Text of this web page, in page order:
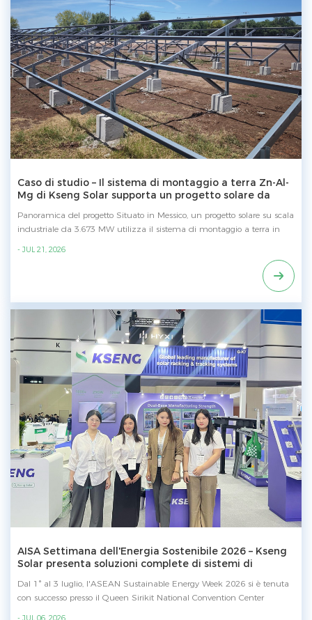
Caso di studio – Il sistema di montaggio a terra Zn-Al-
Mg di Kseng Solar supporta un progetto solare da
Panoramica del progetto Situato in Messico, un progetto solare su scala
industriale da 3.673 MW utilizza il sistema di montaggio a terra in
rivestimento Zn-Al-Mg, offre una protezione migliorata contro la
di forza della produzione Per garantire una fornitura stabile e una
qualità costante per i progetti solari globali, Kseng Solar gestisce la
propria linea di produzione di acciaio carbonio/MAC presso le sue due
basi produttive, comprendendo profilatura a rulli, perforazione,
piegatura e taglio laser. Con una capacità produttiva annua di 30.000
tonnellate, Kseng Solar fornisce una produzione efficiente e un
supporto di consegna affidabile per progetti solari di varie dimensioni
in tutto il mondo. Caratteristiche speciali del sistema di montaggio
solare a terra Zn-Al-Mg di Kseng Solar • Prestazioni di lunga durata –
Supera in durata il tradizionale acciaio zincato • Adattabilità
comprovata – Offre una resistenza superiore alla corrosione in ambienti
difficili • Elevata personalizzazione – Adattato per soddisfare diverse
condizioni del terreno e requisiti del progetto • Produzione interna –
Garantisce un rigoroso controllo della qualità, efficienza produttiva e
affidabilità della fornitura Scopri di più sul prodotto:
https://www.xmkseng.com/zn-al-mg-coated-steel-ground-mount-solar-
- JUL 21, 2026
AISA Settimana dell'Energia Sostenibile 2026 – Kseng
Solar presenta soluzioni complete di sistemi di
Dal 1° al 3 luglio, l'ASEAN Sustainable Energy Week 2026 si è tenuta
con successo presso il Queen Sirikit National Convention Center
- JUL 06, 2026